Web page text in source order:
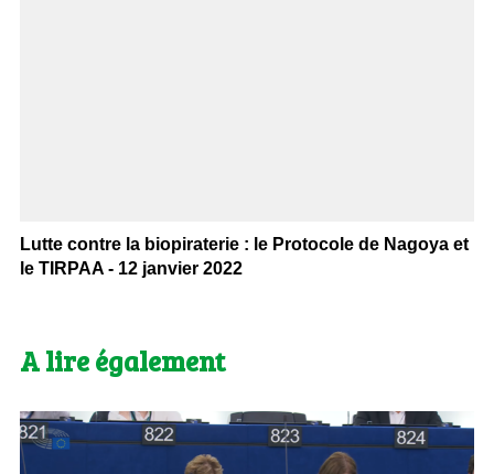
Lutte contre la biopiraterie : le Protocole de Nagoya et
le TIRPAA - 12 janvier 2022
A lire également